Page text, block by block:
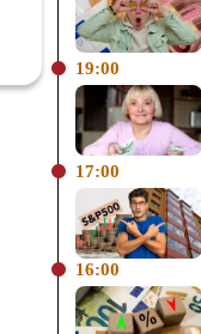
19:00
17:00
16:00